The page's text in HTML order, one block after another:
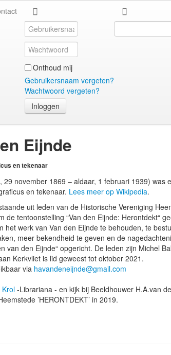
Onthoud mij
Gebruikersnaam vergeten?
Wachtwoord vergeten?
Inloggen
...
Eijnde
en tekenaar
29 november 1869 – aldaar, 1 februari 1939) was
en tekenaar. Lees meer op Wikipedia.
uit leden van de Historische Vereniging
de tentoonstelling “Van den Eijnde: Herontdekt“
het werk van Van den Eijnde te behouden, te
meer bekendheid te geven en de
van den Eijnde“ opgericht. De leden zijn Michel
Kerkvliet is lid geweest tot oktober 2021.
via havandeneijnde@gmail.com
Krol -Librariana - en kijk bij Beeldhouwer H.A.van
’HERONTDEKT’ in 2019.